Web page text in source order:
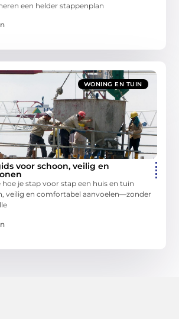
een helder stappenplan
WONING EN TUIN
voor schoon, veilig en
hoe je stap voor stap een huis en tuin
veilig en comfortabel aanvoelen—zonder